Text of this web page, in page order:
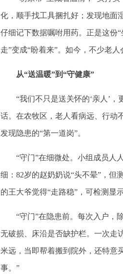
化，顺手找工具捆扎好；发现地面
仔细记下数据嘱咐用药。正是这份
走”变成“盼着来”。如今，不少老
从“送温暖”到“守健康”
“我们不只是送关怀的‘亲人’，
话。在农牧区，老人看病远、行动
发现隐患的“第一道岗”。
“守门”在细微处。小组成员人人
细：82岁的赵奶奶说“头不晕”，但
的王大爷觉得“走路稳”，可检测显
“守门”在隐患前。每次入户，除
无破损、床沿是否缺护栏。一次走
米远，当即帮着搬到院外，还特意
事。”